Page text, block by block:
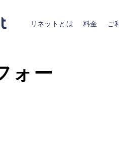
リネットとは 料金 ご
ォー